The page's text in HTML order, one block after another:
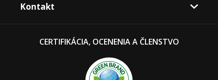
Kontakt
CERTIFIKÁCIA, OCENENIA A ČLENSTVO